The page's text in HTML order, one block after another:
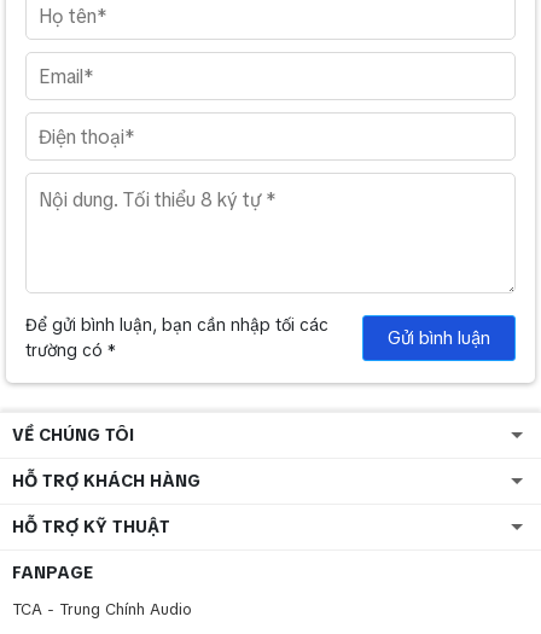
Để gửi bình luận, bạn cần nhập tối các
trường có *
Gửi bình luận
VỀ CHÚNG TÔI
HỖ TRỢ KHÁCH HÀNG
HỖ TRỢ KỸ THUẬT
FANPAGE
TCA - Trung Chính Audio